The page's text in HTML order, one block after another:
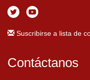
Suscribirse a lista de
Contáctanos